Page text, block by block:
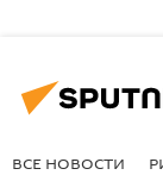
ВСЕ НОВОСТИ